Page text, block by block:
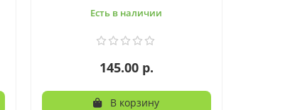
Есть в наличии
145.00 р.
В корзину